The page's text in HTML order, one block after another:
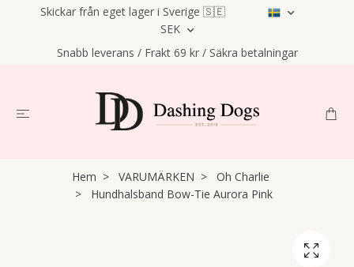
Skickar från eget lager i Sverige 🇸🇪
SEK
Snabb leverans / Frakt 69 kr / Säkra betalningar
Hem VARUMÄRKEN
Oh Charlie
Hundhalsband Bow-Tie Aurora Pink